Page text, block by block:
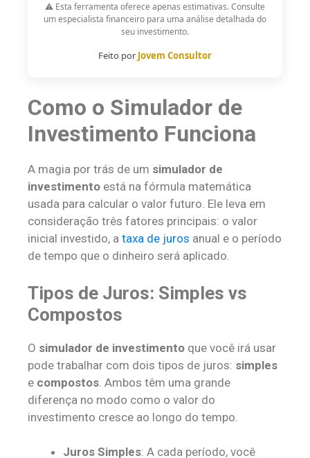
⚠️ Esta ferramenta oferece apenas estimativas. Consulte
um especialista financeiro para uma análise detalhada do
seu investimento.
Feito por Jovem Consultor
Como o Simulador de
Investimento Funciona
A magia por trás de um simulador de
investimento está na fórmula matemática
usada para calcular o valor futuro. Ele leva em
consideração três fatores principais: o valor
inicial investido, a taxa de juros anual e o período
de tempo que o dinheiro será aplicado.
Tipos de Juros: Simples vs
Compostos
O simulador de investimento que você irá usar
pode trabalhar com dois tipos de juros: simples
e compostos . Ambos têm uma grande
diferença no modo como o valor do
investimento cresce ao longo do tempo.
Juros Simples: A cada período, você